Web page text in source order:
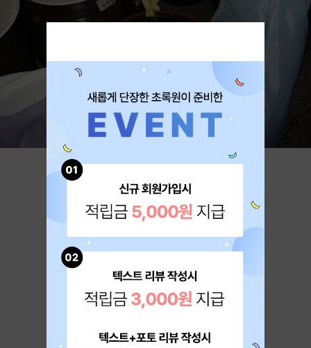
체내 노폐물 배출 자연 치유력
회복을 동시에 듀얼 솔루션!!
오메가선프로그램의 목적은 태양과땅의 생명에너지를
체내에 쌓여있는 온갖 찌꺼기를 대청소 함으로
건강을 되찾아 만족한 삶을 사는 것입니다
자식을 기르는정성으로 효소를 만듭니다